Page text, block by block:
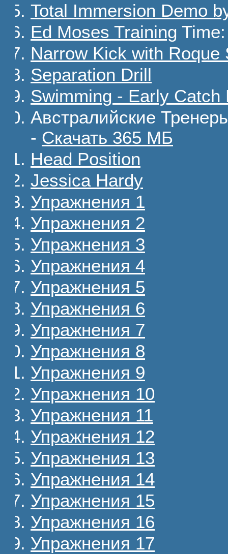
Total Immersion Demo
Ed Moses Training
Narrow Kick with Roque
Separation Drill
Swimming - Early Catch
Австралийские
- Скачать 365 МБ
Head Position
Jessica Hardy
Упражнения 1
Упражнения 2
Упражнения 3
Упражнения 4
Упражнения 5
Упражнения 6
Упражнения 7
Упражнения 8
Упражнения 9
Упражнения 10
Упражнения 11
Упражнения 12
Упражнения 13
Упражнения 14
Упражнения 15
Упражнения 16
Упражнения 17